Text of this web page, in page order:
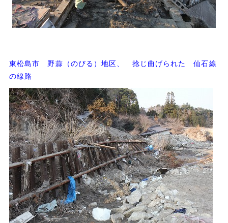
東松島市 野蒜（のびる）地区、 捻じ曲げられた 仙石線
の線路